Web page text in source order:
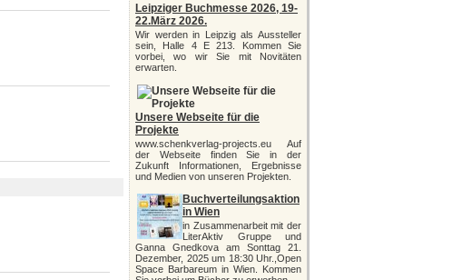
Leipziger Buchmesse 2026, 19-
22.März 2026.
Wir werden in Leipzig als Aussteller
sein, Halle 4 E 213. Kommen Sie
vorbei, wo wir Sie mit Novitäten
erwarten.
Unsere Webseite für die
Projekte
www.schenkverlag-projects.eu Auf
der Webseite finden Sie in der
Zukunft Informationen, Ergebnisse
und Medien von unseren Projekten.
Buchverteilungsaktion
in Wien
in Zusammenarbeit mit der
LiterAktiv Gruppe und
Ganna Gnedkova am Sonttag 21.
Dezember, 2025 um 18:30 Uhr.,Open
Space Barbareum in Wien. Kommen